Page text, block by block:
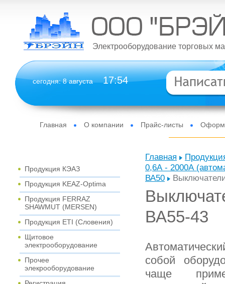
Главная О компании Прайс-листы
Контакты Интернет-
Электрооборудование торговых
сегодня: 8 августа 17:54
Главная
0,6А - 2000А
ВА50
ВА55-43
собой
чаще
Продукция КЭАЗ
Продукция KEAZ-Optima
Продукция FERRAZ
SHAWMUT (MERSEN)
Продукция ETI (Словения)
Щитовое
электрооборудование
Прочее
элекрооборудование